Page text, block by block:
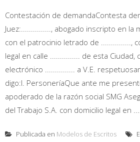
Contestación de demandaContesta
Juez:..............., abogado inscripto en la
con el patrocinio letrado de ...............,
legal en calle ............... de esta Ciudad,
electrónico ............... a V.E.
digo:I. PersoneríaQue ante me
apoderado de la razón social SMG
del Trabajo S.A. con domicilio legal en
Publicada en Modelos de Escritos